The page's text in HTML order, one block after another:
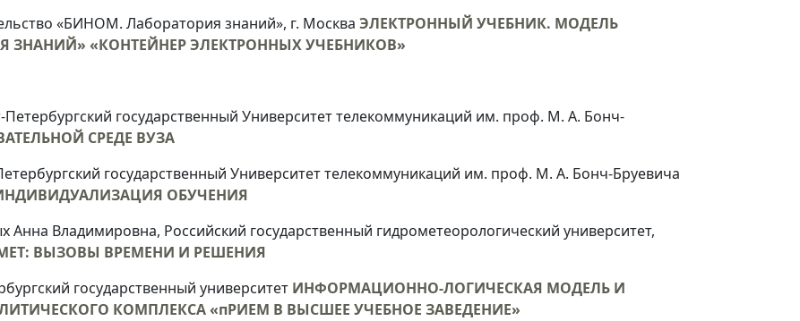
«БИНОМ. Лаборатория знаний», г. Москва ЭЛЕКТРОННЫЙ УЧЕБНИК. МОДЕЛЬ
ЗНАНИЙ» «КОНТЕЙНЕР ЭЛЕКТРОННЫХ УЧЕБНИКОВ»
государственный Университет телекоммуникаций им. проф. М. А. Бонч-
СРЕДЕ ВУЗА
государственный Университет телекоммуникаций им. проф. М. А. Бонч-Бруевича
ОБУЧЕНИЯ
Владимировна, Российский государственный гидрометеорологический университет,
ВЫЗОВЫ ВРЕМЕНИ И РЕШЕНИЯ
государственный университет ИНФОРМАЦИОННО-ЛОГИЧЕСКАЯ МОДЕЛЬ И
КОМПЛЕКСА «пРИЕМ В ВЫСШЕЕ УЧЕБНОЕ ЗАВЕДЕНИЕ»